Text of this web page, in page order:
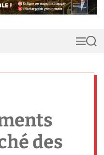
MS
des